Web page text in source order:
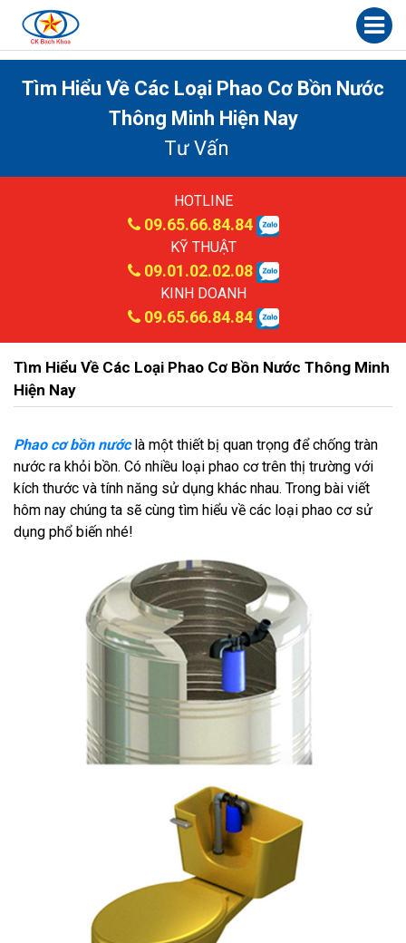
Tìm Hiểu Về Các Loại Phao Cơ Bồn Nước
Thông Minh Hiện Nay
Tư Vấn
HOTLINE
09.65.66.84.84
KỸ THUẬT
09.01.02.02.08
KINH DOANH
09.65.66.84.84
Tìm Hiểu Về Các Loại Phao Cơ Bồn Nước Thông Minh
Hiện Nay
Phao cơ bồn nước là một thiết bị quan trọng để chống tràn
nước ra khỏi bồn. Có nhiều loại phao cơ trên thị trường với
kích thước và tính năng sử dụng khác nhau. Trong bài viết
hôm nay chúng ta sẽ cùng tìm hiểu về các loại phao cơ sử
dụng phổ biến nhé!